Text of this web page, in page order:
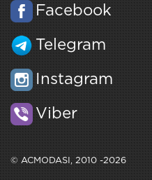
Facebook
Telegram
Instagram
Viber
© ACMODASI, 2010 -2026